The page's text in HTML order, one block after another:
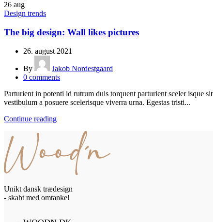
26 aug
Design trends
The big design: Wall likes pictures
26. august 2021
By
Jakob Nordestgaard
0 comments
Parturient in potenti id rutrum duis torquent parturient sceler isque sit
vestibulum a posuere scelerisque viverra urna. Egestas tristi...
Continue reading
Unikt dansk trædesign
- skabt med omtanke!